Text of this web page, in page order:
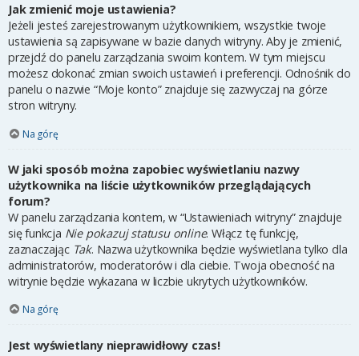
Jak zmienić moje ustawienia?
Jeżeli jesteś zarejestrowanym użytkownikiem, wszystkie twoje
ustawienia są zapisywane w bazie danych witryny. Aby je zmienić,
przejdź do panelu zarządzania swoim kontem. W tym miejscu
możesz dokonać zmian swoich ustawień i preferencji. Odnośnik do
panelu o nazwie “Moje konto” znajduje się zazwyczaj na górze
stron witryny.
Na górę
W jaki sposób można zapobiec wyświetlaniu nazwy
użytkownika na liście użytkowników przeglądających
forum?
W panelu zarządzania kontem, w “Ustawieniach witryny” znajduje
się funkcja Nie pokazuj statusu online. Włącz tę funkcję,
zaznaczając Tak. Nazwa użytkownika będzie wyświetlana tylko dla
administratorów, moderatorów i dla ciebie. Twoja obecność na
witrynie będzie wykazana w liczbie ukrytych użytkowników.
Na górę
Jest wyświetlany nieprawidłowy czas!